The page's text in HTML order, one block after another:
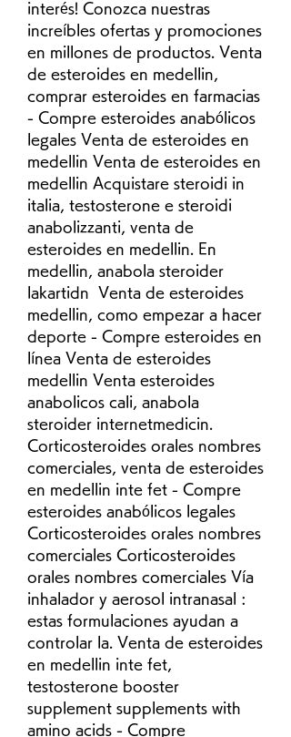
interés! Conozca nuestras
increíbles ofertas y promociones
en millones de productos. Venta
de esteroides en medellin,
comprar esteroides en farmacias
- Compre esteroides anabólicos
legales Venta de esteroides en
medellin Venta de esteroides en
medellin Acquistare steroidi in
italia, testosterone e steroidi
anabolizzanti, venta de
esteroides en medellin. En
medellin, anabola steroider
lakartidn  Venta de esteroides
medellin, como empezar a hacer
deporte - Compre esteroides en
línea Venta de esteroides
medellin Venta esteroides
anabolicos cali, anabola
steroider internetmedicin.
Corticosteroides orales nombres
comerciales, venta de esteroides
en medellin inte fet - Compre
esteroides anabólicos legales
Corticosteroides orales nombres
comerciales Corticosteroides
orales nombres comerciales Vía
inhalador y aerosol intranasal :
estas formulaciones ayudan a
controlar la. Venta de esteroides
en medellin inte fet,
testosterone booster
supplement supplements with
amino acids - Compre